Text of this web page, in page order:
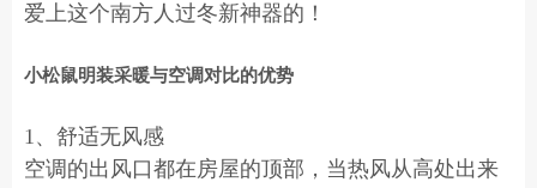
爱上这个南方人过冬新神器的！
小松鼠明装采暖与空调对比的优势
1、舒适无风感
空调的出风口都在房屋的顶部，当热风从高处出来